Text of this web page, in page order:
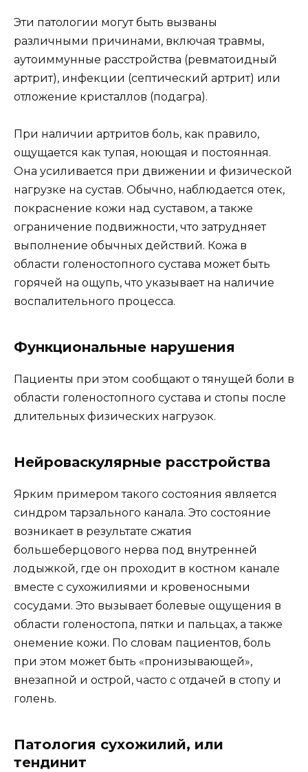
Эти патологии могут быть вызваны
различными причинами, включая травмы,
аутоиммунные расстройства (ревматоидный
артрит), инфекции (септический артрит) или
отложение кристаллов (подагра).
При наличии артритов боль, как правило,
ощущается как тупая, ноющая и постоянная.
Она усиливается при движении и физической
нагрузке на сустав. Обычно, наблюдается отек,
покраснение кожи над суставом, а также
ограничение подвижности, что затрудняет
выполнение обычных действий. Кожа в
области голеностопного сустава может быть
горячей на ощупь, что указывает на наличие
воспалительного процесса.
Функциональные нарушения
Пациенты при этом сообщают о тянущей боли в
области голеностопного сустава и стопы после
длительных физических нагрузок.
Нейроваскулярные расстройства
Ярким примером такого состояния является
синдром тарзального канала. Это состояние
возникает в результате сжатия
большеберцового нерва под внутренней
лодыжкой, где он проходит в костном канале
вместе с сухожилиями и кровеносными
сосудами. Это вызывает болевые ощущения в
области голеностопа, пятки и пальцах, а также
онемение кожи. По словам пациентов, боль
при этом может быть «пронизывающей»,
внезапной и острой, часто с отдачей в стопу и
голень.
Патология сухожилий, или
тендинит